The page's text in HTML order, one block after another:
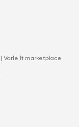
Varle.lt marketplace